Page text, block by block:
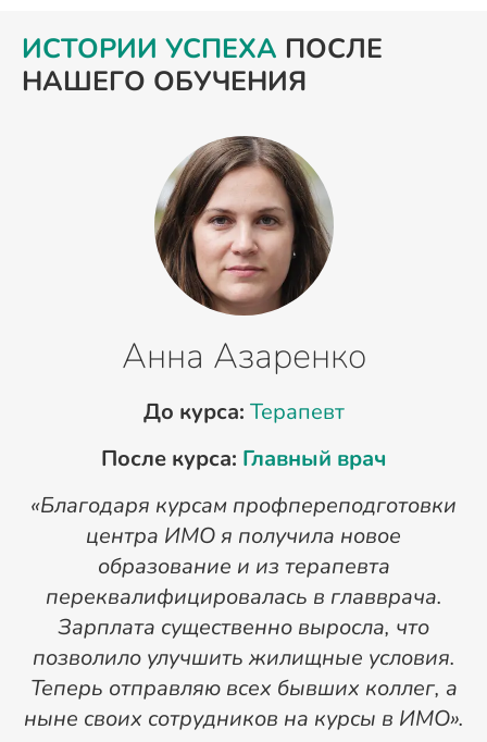
ИСТОРИИ УСПЕХА ПОСЛЕ
НАШЕГО ОБУЧЕНИЯ
Анна Азаренко
До курса: Терапевт
После курса: Главный врач
«Благодаря курсам профпереподготовки
центра ИМО я получила новое
образование и из терапевта
переквалифицировалась в главврача.
Зарплата существенно выросла, что
позволило улучшить жилищные условия.
Теперь отправляю всех бывших коллег, а
ныне своих сотрудников на курсы в ИМО».